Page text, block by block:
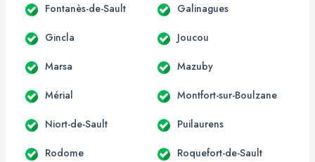
Fontanès-de-Sault Galinagues
Gincla Joucou
Marsa Mazuby
Mérial Montfort-sur-Boulzane
Niort-de-Sault Puilaurens
Rodome Roquefort-de-Sault